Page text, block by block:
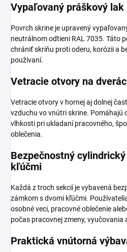
Vypaľovaný práškový lak
Povrch skrine je upravený
neutrálnom odtieni RAL 7035. Táto
chrániť skriňu proti oderu, korózii a
používaní.
Vetracie otvory na
Vetracie otvory v hornej aj dolnej
vzduchu vo vnútri skrine. Pomáhajú
vlhkosti pri ukladaní pracovného,
oblečenia.
Bezpečnostný
kľúčmi
Každá z troch sekcií je vybavená
zámkom s dvomi kľúčmi.
osobné veci, pracovné oblečenie
počas pracovnej zmeny, vyučovania
Praktická vnútorná